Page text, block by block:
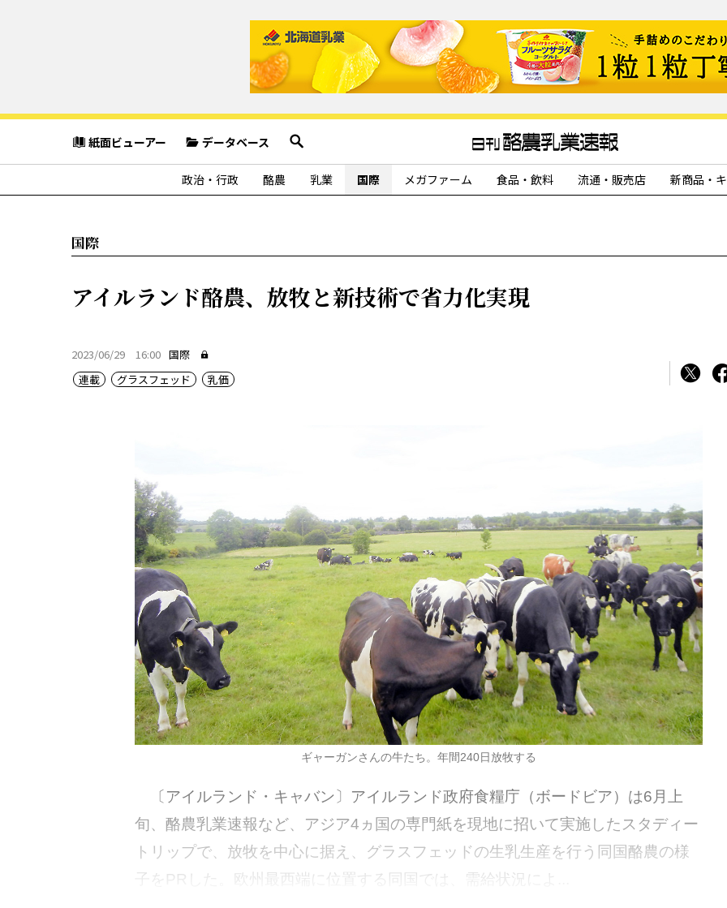
紙面ビューアー データベース
政治・行政 酪農 乳業 国際 メガファーム 食品・飲料 流通・販売店 新商品・
国際
アイルランド酪農、放牧と新技術で省力化実現
2023/06/29 16:00 国際
連載
グラスフェッド 乳価
ギャーガンさんの牛たち。年間240日放牧する
〔アイルランド・キャバン〕アイルランド政府食糧庁（ボードビア）は6月上
旬、酪農乳業速報など、アジア4ヵ国の専門紙を現地に招いて実施したスタディー
トリップで、放牧を中心に据え、グラスフェッドの生乳生産を行う同国酪農の様
子をPRした。欧州最西端に位置する同国では、需給状況によ...